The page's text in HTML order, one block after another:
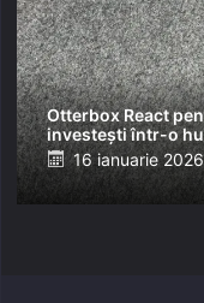
Otterbox React
investești într-o
Posted
on
16 ianuarie 2026